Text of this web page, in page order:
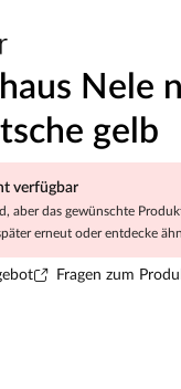
Nele
gelb
verfügbar
aber das gewünschte
erneut oder entdecke
Fragen zum